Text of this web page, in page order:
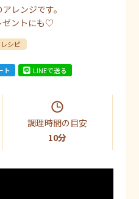
レンジです。
ゼントにも♡
シピ
ト LINEで送る
調理時間の目安
10分